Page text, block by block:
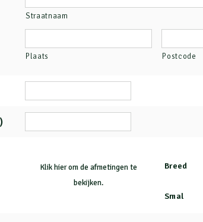
Straatnaam
Plaats Postcode
Klik hier om de afmetingen te
bekijken.
Breed
Smal